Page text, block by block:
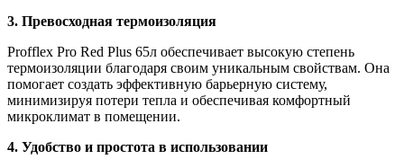
3. Превосходная термоизоляция
Profflex Pro Red Plus 65л обеспечивает высокую степень
термоизоляции благодаря своим уникальным свойствам. Она
помогает создать эффективную барьерную систему,
минимизируя потери тепла и обеспечивая комфортный
микроклимат в помещении.
4. Удобство и простота в использовании